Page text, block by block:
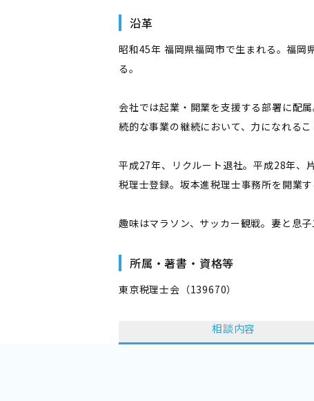
沿革
昭和45年 福岡県福岡市で生まれる。福岡
る。
会社では起業・開業を支援する部署に配
続的な事業の継続において、力になれる
平成27年、リクルート退社。平成28年、
税理士登録。坂本進税理士事務所を開業す
趣味はマラソン、サッカー観戦。妻と息子
所属・著書・資格等
東京税理士会（139670）
相談内容